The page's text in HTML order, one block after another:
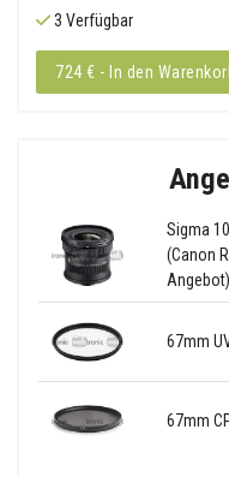
3 Verfügbar
724 € - In den
Sigma
(Canon
Angebot)
67mm
67mm